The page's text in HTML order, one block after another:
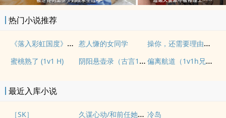
热门小说推荐
《落入彩虹国度》穿越+西幻+言情 惹人慊的女同学 操你，还需要理由吗？(校园H)
蜜桃熟了 (1v1 H) 阴阳悬壶录（古言1v1H） 偏离航道（1v1h兄妹骨科bg）
最近入库小说
［SK］ 久谋心动/和前任她小姨先婚后爱 冷岛